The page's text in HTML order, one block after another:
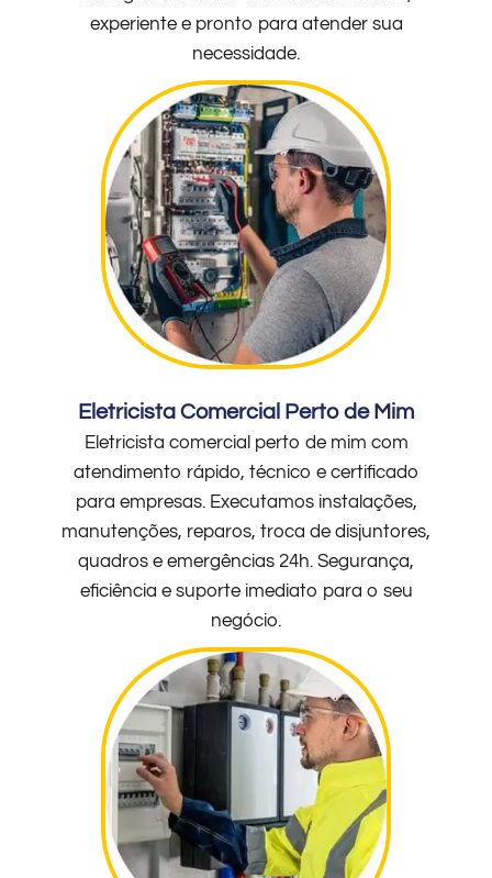
experiente e pronto para atender sua
necessidade.
Eletricista Comercial Perto de Mim
Eletricista comercial perto de mim com
atendimento rápido, técnico e certificado
para empresas. Executamos instalações,
manutenções, reparos, troca de disjuntores,
quadros e emergências 24h. Segurança,
eficiência e suporte imediato para o seu
negócio.